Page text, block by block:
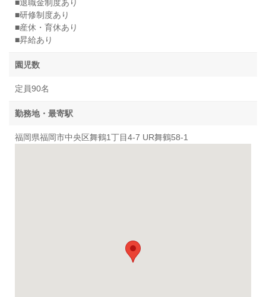
■退職金制度あり
■研修制度あり
■産休・育休あり
■昇給あり
園児数
定員90名
勤務地・最寄駅
福岡県福岡市中央区舞鶴1丁目4-7 UR舞鶴58-1